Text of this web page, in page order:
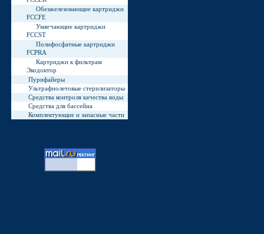
Обезжелезовающие картриджи
FCCFE
Умягчающие картриджи
FCCST
Полифосфатные картриджи
FCPRA
Картриджи к фильтрам
Экодоктор
Пурифайеры
Ультрафиолетовые стерилизаторы
Средства контроля качества воды
Средства для бассейна
Комплектующие и запасные части